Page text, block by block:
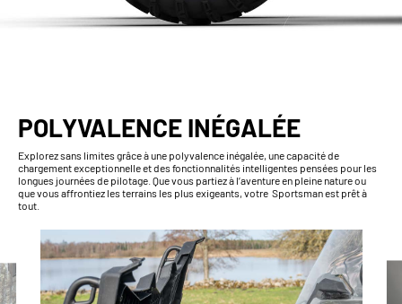
POLYVALENCE INÉGALÉE
Explorez sans limites grâce à une polyvalence inégalée, une capacité de
chargement exceptionnelle et des fonctionnalités intelligentes pensées pour les
longues journées de pilotage. Que vous partiez à l’aventure en pleine nature ou
que vous affrontiez les terrains les plus exigeants, votre Sportsman est prêt à
tout.